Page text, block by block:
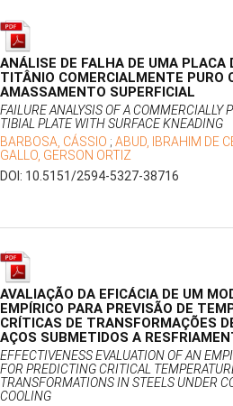
ANÁLISE DE FALHA DE UMA PLACA
TITÂNIO COMERCIALMENTE PURO
AMASSAMENTO SUPERFICIAL
FAILURE ANALYSIS OF A COMMERCIALLY
TIBIAL PLATE WITH SURFACE KNEADING
BARBOSA, CÁSSIO ; ABUD, IBRAHIM DE
GALLO, GERSON ORTIZ
DOI: 10.5151/2594-5327-38716
AVALIAÇÃO DA EFICÁCIA DE UM
EMPÍRICO PARA PREVISÃO DE
CRÍTICAS DE TRANSFORMAÇÕES
AÇOS SUBMETIDOS A
EFFECTIVENESS EVALUATION OF AN
FOR PREDICTING CRITICAL
TRANSFORMATIONS IN STEELS UNDER
COOLING